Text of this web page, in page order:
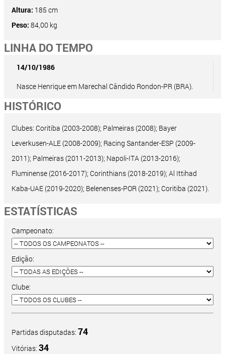
Altura: 185 cm
Peso: 84,00 kg
LINHA DO TEMPO
14/10/1986
Nasce Henrique em Marechal Cândido Rondon-PR (BRA).
HISTÓRICO
Clubes: Coritiba (2003-2008); Palmeiras (2008); Bayer
Leverkusen-ALE (2008-2009); Racing Santander-ESP (2009-
2011); Palmeiras (2011-2013); Napoli-ITA (2013-2016);
Fluminense (2016-2017); Corinthians (2018-2019); Al Ittihad
Kaba-UAE (2019-2020); Belenenses-POR (2021); Coritiba (2021).
ESTATÍSTICAS
Campeonato:
Edição:
Clube:
Partidas disputadas: 74
Vitórias: 34